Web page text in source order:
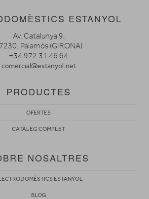
ESTANYOL
Av. Catalunya 9,
Palamós (GIRONA)
+34 972 31 46 64
comercial@estanyol.net
PRODUCTES
OFERTES
CATÀLEG COMPLET
NOSALTRES
ESTANYOL
BLOG